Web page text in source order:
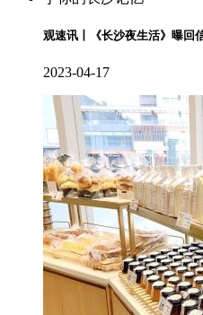
观速讯丨《长沙夜生活》曝回
2023-04-17